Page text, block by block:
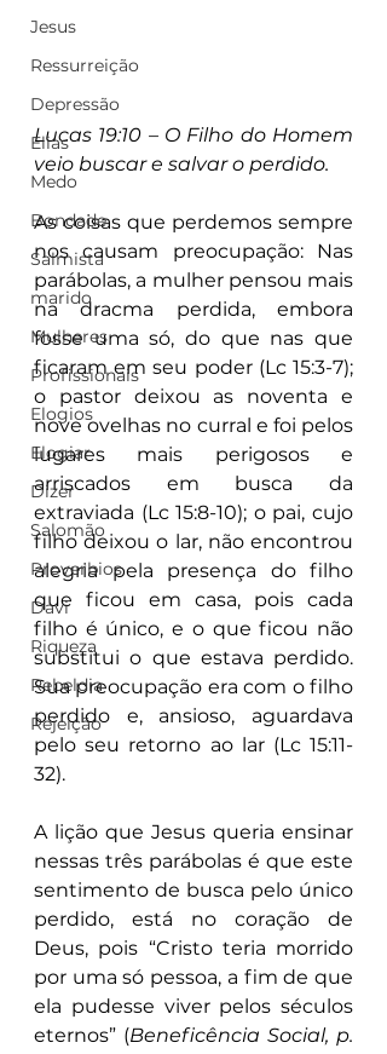
Jesus
Ressurreição
Depressão
Elias
Medo
Bondade
Salmista
marido
Mulheres
Profissionais
Elogios
Elogiar
Dizer
Salomão
Proverbios
Davi
Riqueza
Rebeldia
Rejeição
Lucas 19:10 – O Filho do Homem
veio buscar e salvar o perdido.
As coisas que perdemos sempre
nos causam preocupação: Nas
parábolas, a mulher pensou mais
na dracma perdida, embora
fosse uma só, do que nas que
ficaram em seu poder (Lc 15:3-7);
o pastor deixou as noventa e
nove ovelhas no curral e foi pelos
lugares mais perigosos e
arriscados em busca da
extraviada (Lc 15:8-10); o pai, cujo
filho deixou o lar, não encontrou
alegria pela presença do filho
que ficou em casa, pois cada
filho é único, e o que ficou não
substitui o que estava perdido.
Sua preocupação era com o filho
perdido e, ansioso, aguardava
pelo seu retorno ao lar (Lc 15:11-
32).
A lição que Jesus queria ensinar
nessas três parábolas é que este
sentimento de busca pelo único
perdido, está no coração de
Deus, pois “Cristo teria morrido
por uma só pessoa, a fim de que
ela pudesse viver pelos séculos
eternos” (Beneficência Social, p.